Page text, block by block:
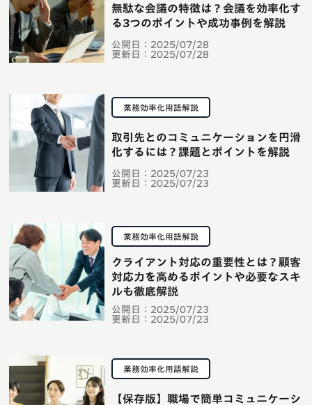
公開日： 2025/07/28
更新日： 2025/07/28
無駄な会議の特徴は？会議を効率化す
る3つのポイントや成功事例を解説
業務効率化用語解説
公開日： 2025/07/23
更新日： 2025/07/23
取引先とのコミュニケーションを円滑
化するには？課題とポイントを解説
業務効率化用語解説
公開日： 2025/07/23
更新日： 2025/07/23
クライアント対応の重要性とは？顧客
対応力を高めるポイントや必要なスキ
ルも徹底解説
業務効率化用語解説
【保存版】職場で簡単コミュニケーシ